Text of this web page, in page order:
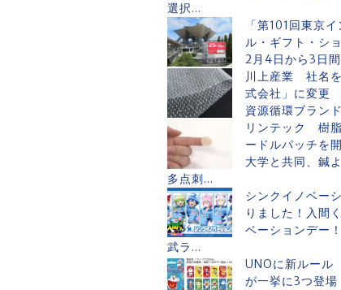
選択...
「第101回東京
ル・ギフト・シ
2月4日から3日
川上産業 社名
式会社」に変更
資源循環ブラン
リンテック 樹
ードルパッチを
大学と共同、鍼
多点刺...
シンクイノベー
りました！入間
ベーションデー
武ラ...
UNOに新ルール
が一挙に3つ登